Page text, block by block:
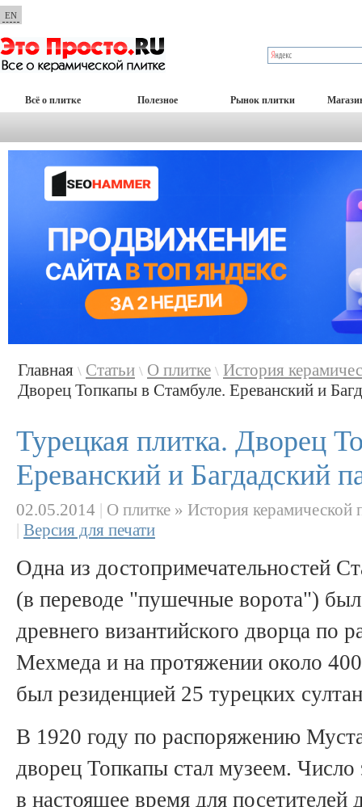
EN
Всё о плитке Полезное Рынок плитки
Главная \ Статьи \ О плитке \ История
Дворец Топкапы в Стамбуле. Ереванский и
Турецкая плитка. Дворец
Ереванский и Багдадский
02.05.2014 | О плитке » История керамической
| Версия для печати
Одна из достопримечательностей
(в переводе "пушечные ворота")
древнего византийского дворца по
Мехмеда и на протяжении около
был резиденцией 25 турецких
В 1920 году по распоряжению
дворец Топкапы стал музеем. Число
в настоящее время для